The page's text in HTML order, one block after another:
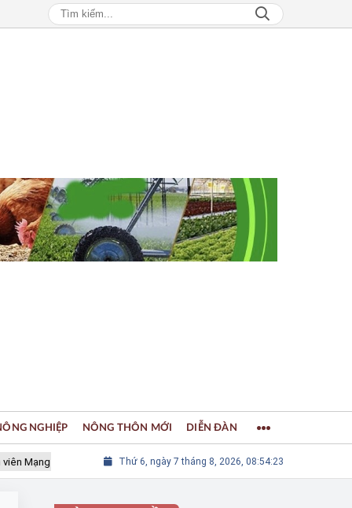
Mạng lưới các Thành phố Thủ công sáng tạo Thế giới
Thứ 6, ngày 7 tháng 8, 2026, 08:54:24
NGHIỆP NÔNG THÔN MỚI DIỄN ĐÀN